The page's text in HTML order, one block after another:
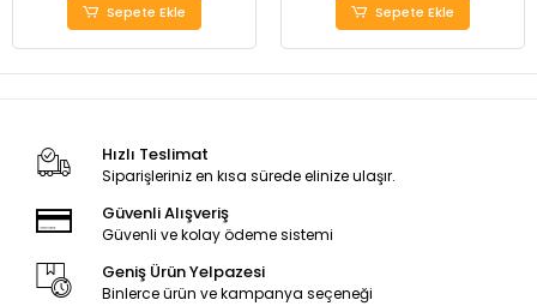
Sepete Ekle Sepete Ekle
Hızlı Teslimat
Siparişleriniz en kısa sürede elinize ulaşır.
Güvenli Alışveriş
Güvenli ve kolay ödeme sistemi
Geniş Ürün Yelpazesi
Binlerce ürün ve kampanya seçeneği